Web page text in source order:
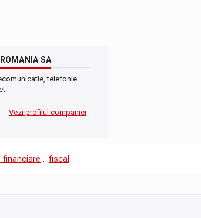
SA
telefonie
Vezi profilul companiei
, fiscal